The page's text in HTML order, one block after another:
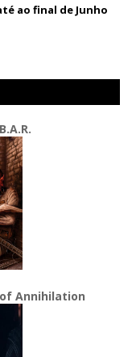
ao final de Junho
Annihilation